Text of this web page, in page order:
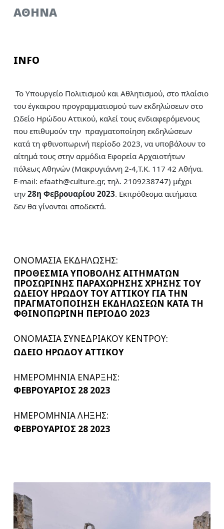
AΘΗΝΑ
INFO
Το Υπουργείο Πολιτισμού και Αθλητισμού, στο πλαίσιο
του έγκαιρου προγραμματισμού των εκδηλώσεων στο
Ωδείο Ηρώδου Αττικού, καλεί τους ενδιαφερόμενους
που επιθυμούν την πραγματοποίηση εκδηλώσεων
κατά τη φθινοπωρινή περίοδο 2023, να υποβάλουν το
αίτημά τους στην αρμόδια Εφορεία Αρχαιοτήτων
πόλεως Αθηνών (Μακρυγιάννη 2-4,T.K. 117 42 Αθήνα.
Ε-mail: efaath@culture.gr, τηλ. 2109238747) μέχρι
την28η Φεβρουαρίου 2023. Εκπρόθεσμα αιτήματα
δεν θα γίνονται αποδεκτά.
ΟΝΟΜΑΣΙΑ ΕΚΔΗΛΩΣΗΣ:
ΠΡΟΘΕΣΜΙΑ ΥΠΟΒΟΛΗΣ ΑΙΤΗΜΑΤΩΝ
ΠΡΟΣΩΡΙΝΗΣ ΠΑΡΑΧΩΡΗΣΗΣ ΧΡΗΣΗΣ ΤΟΥ
ΩΔΕΙΟΥ ΗΡΩΔΟΥ ΤΟΥ ΑΤΤΙΚΟΥ ΓΙΑ ΤΗΝ
ΠΡΑΓΜΑΤΟΠΟΙΗΣΗ ΕΚΔΗΛΩΣΕΩΝ ΚΑΤΑ ΤΗ
ΦΘΙΝΟΠΩΡΙΝΗ ΠΕΡΙΟΔΟ 2023
ΟΝΟΜΑΣΙΑ ΣΥΝΕΔΡΙΑΚΟΥ ΚΕΝΤΡΟΥ:
ΩΔΕΙΟ ΗΡΩΔΟΥ ΑΤΤΙΚΟΥ
ΗΜΕΡΟΜΗΝΙΑ ΕΝΑΡΞΗΣ:
ΦΕΒΡΟΥΑΡΙΟΣ 28 2023
ΗΜΕΡΟΜΗΝΙΑ ΛΗΞΗΣ:
ΦΕΒΡΟΥΑΡΙΟΣ 28 2023